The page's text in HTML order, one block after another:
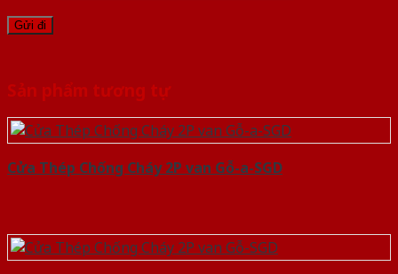
Sản phẩm tương tự
Cửa Thép Chống Cháy 2P van Gỗ-a-SGD